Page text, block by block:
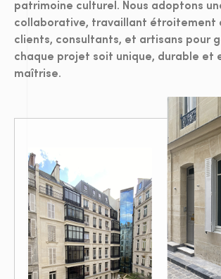
patrimoine culturel. Nous adoptons
collaborative, travaillant étroitement
clients, consultants, et artisans pour
chaque projet soit unique, durable et
maîtrise.